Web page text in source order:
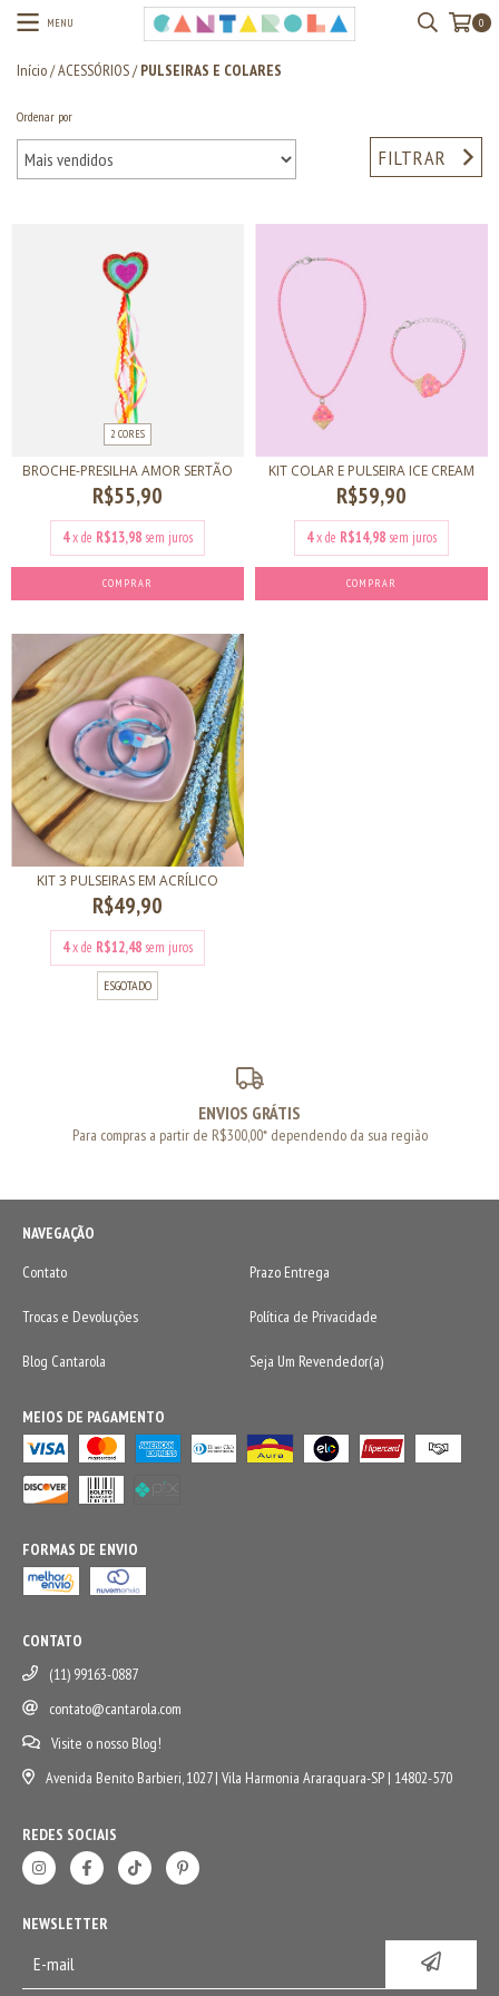
MENU 0
Início/ACESSÓRIOS/ PULSEIRAS E COLARES
Ordenar por
FILTRAR
2 CORES
BROCHE-PRESILHA AMOR SERTÃO
R$55,90
4x de R$13,98 sem juros
COMPRAR
KIT COLAR E PULSEIRA ICE CREAM
R$59,90
4x de R$14,98 sem juros
COMPRAR
KIT 3 PULSEIRAS EM ACRÍLICO
R$49,90
4x de R$12,48 sem juros
ESGOTADO
ENVIOS GRÁTIS
Para compras a partir de R$300,00* dependendo da sua região
NAVEGAÇÃO
Contato
Prazo Entrega
Trocas e Devoluções Política de Privacidade
Blog Cantarola Seja Um Revendedor(a)
MEIOS DE PAGAMENTO
FORMAS DE ENVIO
CONTATO
(11) 99163-0887
contato@cantarola.com
Visite o nosso Blog!
Avenida Benito Barbieri, 1027 | Vila Harmonia Araraquara-SP | 14802-570
REDES SOCIAIS
NEWSLETTER